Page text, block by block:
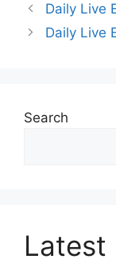
Daily Live
Daily Live
Search
Latest